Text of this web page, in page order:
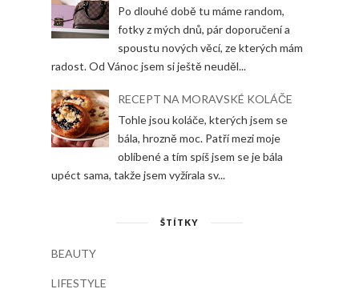
Po dlouhé době tu máme random,
fotky z mých dnů, pár doporučení a
spoustu nových věcí, ze kterých mám
radost. Od Vánoc jsem si ještě neuděl...
RECEPT NA MORAVSKÉ KOLÁČE
Tohle jsou koláče, kterých jsem se
bála, hrozně moc. Patří mezi moje
oblíbené a tím spíš jsem se je bála
upéct sama, takže jsem vyžírala sv...
ŠTÍTKY
BEAUTY
LIFESTYLE